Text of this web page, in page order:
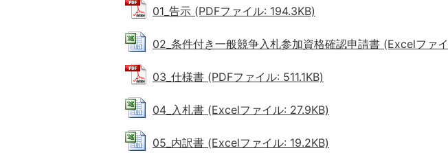
01_告示 (PDFファイル: 194.3KB)
02_条件付き一般競争入札参加資格確認申請書 (Excelファ
03_仕様書 (PDFファイル: 511.1KB)
04_入札書 (Excelファイル: 27.9KB)
05_内訳書 (Excelファイル: 19.2KB)